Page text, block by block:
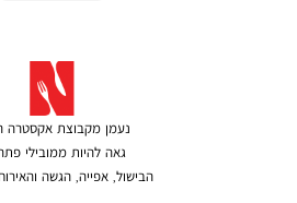
נעמן מקבוצת אקסטרה
גאה להיות ממובילי
הבישול, אפייה, הגשה